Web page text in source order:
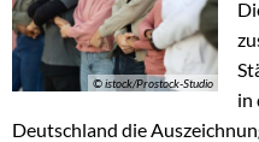
© istock/Prostock-Studio
in
Deutschland die